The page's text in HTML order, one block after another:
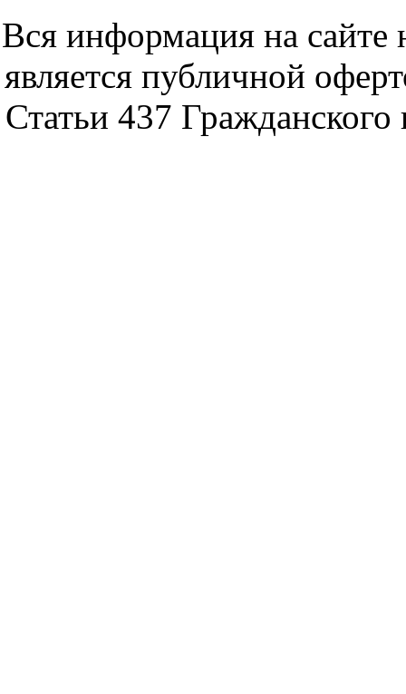
Вся информация на сайте
является публичной
Статьи 437